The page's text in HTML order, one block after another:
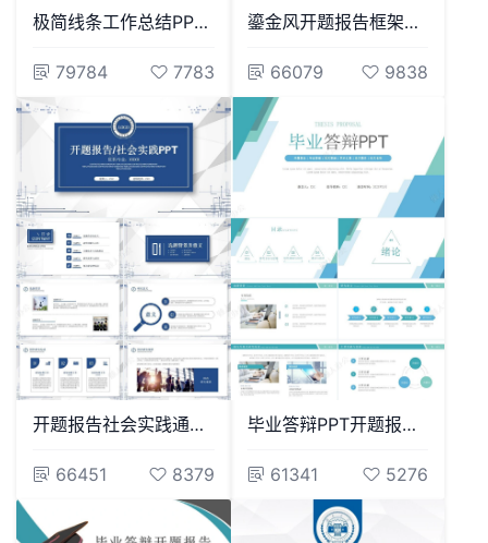
极简线条工作总结PPT模板
79784 7783
鎏金风开题报告框架完整PPT模板适用于毕业答辩学术报告开题答辩
66079 9838
开题报告社会实践通用PPT模板
66451 8379
毕业答辩PPT开题报告毕业答辩论文答辩学术汇报论文题目论文名称
61341 5276